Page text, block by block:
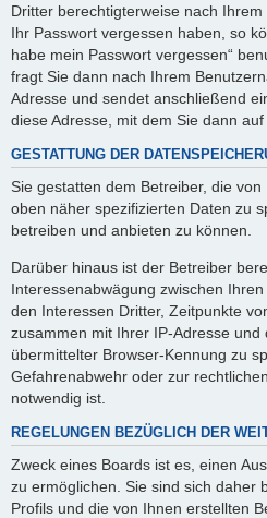
Dritter berechtigterweise nach
Ihr Passwort vergessen haben, so
habe mein Passwort vergessen“
fragt Sie dann nach Ihrem
Adresse und sendet anschließend
diese Adresse, mit dem Sie dann
GESTATTUNG DER
Sie gestatten dem Betreiber, die
oben näher spezifizierten Daten zu
betreiben und anbieten zu können.
Darüber hinaus ist der Betreiber
Interessenabwägung zwischen
den Interessen Dritter, Zeitpunkte
zusammen mit Ihrer IP-Adresse
übermittelter Browser-Kennung zu
Gefahrenabwehr oder zur
notwendig ist.
REGELUNGEN BEZÜGLICH DER
Zweck eines Boards ist es, einen
zu ermöglichen. Sie sind sich daher
Profils und die von Ihnen erstellten